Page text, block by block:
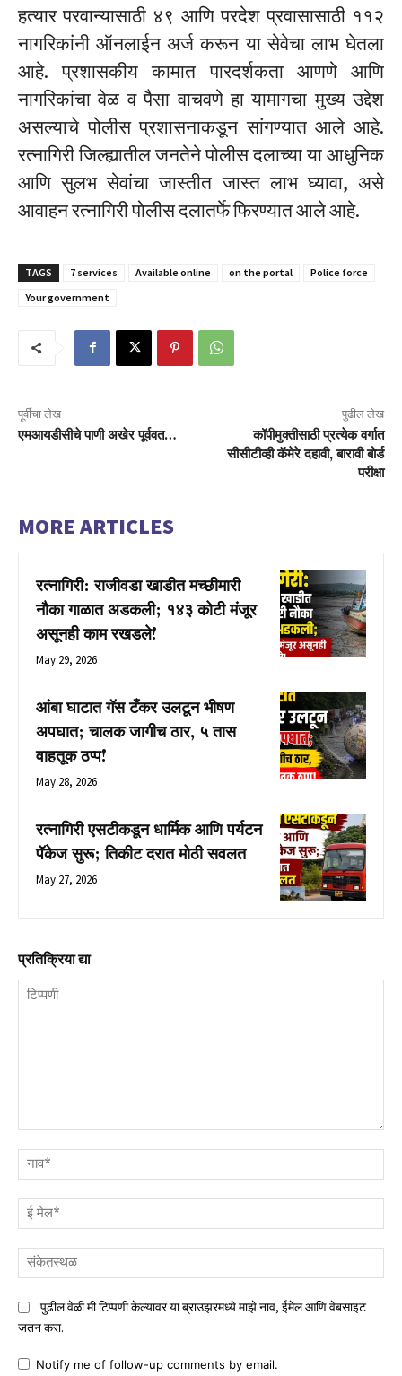
हत्यार परवान्यासाठी ४९ आणि परदेश प्रवासासाठी ११२
नागरिकांनी ऑनलाईन अर्ज करून या सेवेचा लाभ घेतला
आहे. प्रशासकीय कामात पारदर्शकता आणणे आणि
नागरिकांचा वेळ व पैसा वाचवणे हा यामागचा मुख्य उद्देश
असल्याचे पोलीस प्रशासनाकडून सांगण्यात आले आहे.
रत्नागिरी जिल्ह्यातील जनतेने पोलीस दलाच्या या आधुनिक
आणि सुलभ सेवांचा जास्तीत जास्त लाभ घ्यावा, असे
आवाहन रत्नागिरी पोलीस दलातर्फे फिरण्यात आले आहे.
TAGS 7 services Available online on the portal
Police force
Your government
पूर्वीचा लेख
एमआयडीसीचे पाणी अखेर पूर्ववत…
पुढील लेख
कॉपीमुक्तीसाठी प्रत्येक वर्गात
सीसीटीव्ही कॅमेरे दहावी, बारावी बोर्ड
परीक्षा
MORE ARTICLES
रत्नागिरी: राजीवडा खाडीत मच्छीमारी
नौका गाळात अडकली; १४३ कोटी मंजूर
असूनही काम रखडले!
May 29, 2026
आंबा घाटात गॅस टँकर उलटून भीषण
अपघात; चालक जागीच ठार, ५ तास
वाहतूक ठप्प!
May 28, 2026
रत्नागिरी एसटीकडून धार्मिक आणि पर्यटन
पॅकेज सुरू; तिकीट दरात मोठी सवलत
May 27, 2026
प्रतिक्रिया द्या
पुढील वेळी मी टिप्पणी केल्यावर या ब्राउझरमध्ये माझे नाव, ईमेल आणि वेबसाइट
जतन करा.
Notify me of follow-up comments by email.